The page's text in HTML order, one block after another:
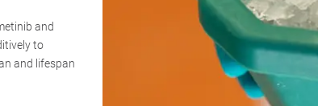
and
to
and lifespan